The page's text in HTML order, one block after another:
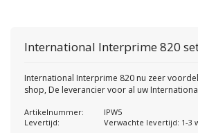
International Interprime 820
International Interprime 820 nu zeer
shop, De leverancier voor al uw
Artikelnummer:
IPW5
Levertijd:
Verwachte levertijd: 1-3